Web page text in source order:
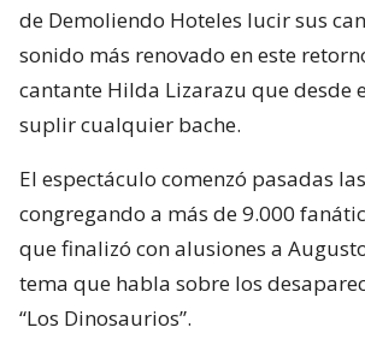
de Demoliendo Hoteles lucir sus
sonido más renovado en este
cantante Hilda Lizarazu que desde
suplir cualquier bache.
El espectáculo comenzó pasadas
congregando a más de 9.000
que finalizó con alusiones a
tema que habla sobre los
“Los Dinosaurios”.